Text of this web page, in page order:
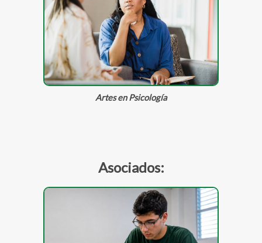
Artes en Psicología
Asociados: